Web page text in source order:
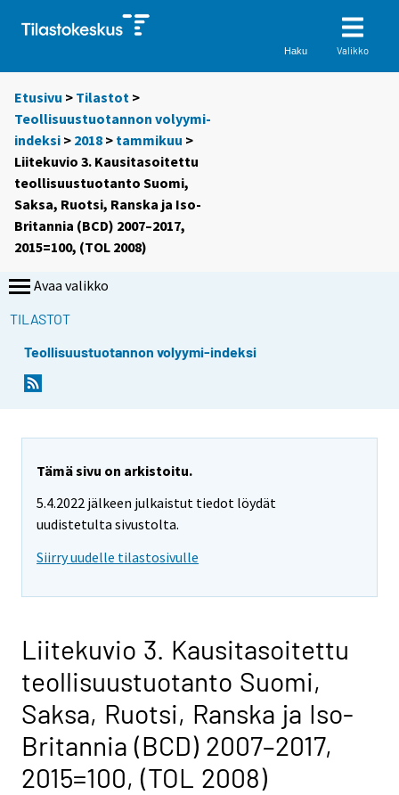
Haku Valikko
Etusivu > Tilastot >
Teollisuustuotannon volyymi-
indeksi > 2018 > tammikuu >
Liitekuvio 3. Kausitasoitettu
teollisuustuotanto Suomi,
Saksa, Ruotsi, Ranska ja Iso-
Britannia (BCD) 2007–2017,
2015=100, (TOL 2008)
Avaa valikko
TILASTOT
Teollisuustuotannon volyymi-indeksi
Tämä sivu on arkistoitu.
5.4.2022 jälkeen julkaistut tiedot löydät
uudistetulta sivustolta.
Siirry uudelle tilastosivulle
Liitekuvio 3. Kausitasoitettu
teollisuustuotanto Suomi,
Saksa, Ruotsi, Ranska ja Iso-
Britannia (BCD) 2007–2017,
2015=100, (TOL 2008)